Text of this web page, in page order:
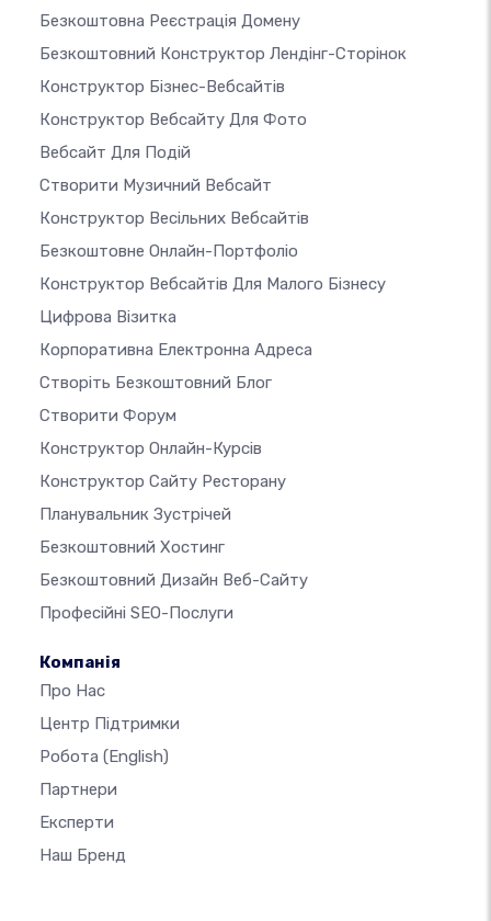
Безкоштовна Реєстрація Домену
Безкоштовний Конструктор Лендінг-Сторінок
Конструктор Бізнес-Вебсайтів
Конструктор Вебсайту Для Фото
Вебсайт Для Подій
Створити Музичний Вебсайт
Конструктор Весільних Вебсайтів
Безкоштовне Онлайн-Портфоліо
Конструктор Вебсайтів Для Малого Бізнесу
Цифрова Візитка
Корпоративна Електронна Адреса
Створіть Безкоштовний Блог
Створити Форум
Конструктор Онлайн-Курсів
Конструктор Сайту Ресторану
Планувальник Зустрічей
Безкоштовний Хостинг
Безкоштовний Дизайн Веб-Сайту
Професійні SEO-Послуги
Компанія
Про Нас
Центр Підтримки
Робота (English)
Партнери
Експерти
Наш Бренд